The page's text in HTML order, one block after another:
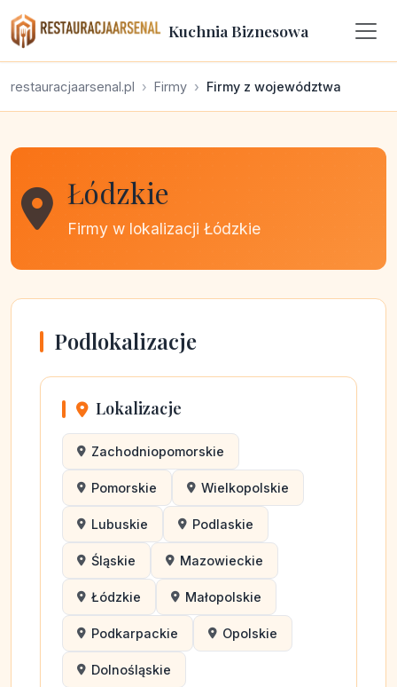
Kuchnia Biznesowa
restauracjaarsenal.pl Firmy Firmy z województwa
Łódzkie
Firmy w lokalizacji Łódzkie
Podlokalizacje
Lokalizacje
Zachodniopomorskie
Pomorskie Wielkopolskie
Lubuskie Podlaskie
Śląskie Mazowieckie
Łódzkie Małopolskie
Podkarpackie Opolskie
Dolnośląskie